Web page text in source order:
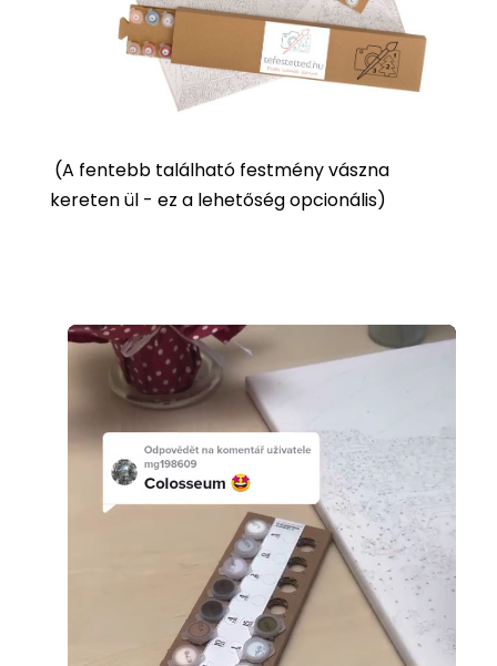
(A fentebb található festmény vászna
kereten ül - ez a lehetőség opcionális)